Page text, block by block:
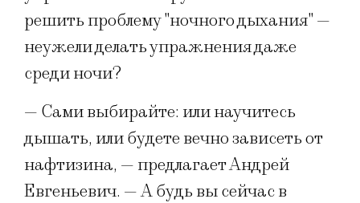
решить проблему "ночного дыхания" —
неужели делать упражнения даже
среди ночи?
— Сами выбирайте: или научитесь
дышать, или будете вечно зависеть от
нафтизина, — предлагает Андрей
Евгеньевич. — А будь вы сейчас в